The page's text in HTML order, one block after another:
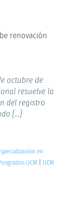
renovación
octubre de
resuelve la
del registro
[…]
en
UCM
UCM